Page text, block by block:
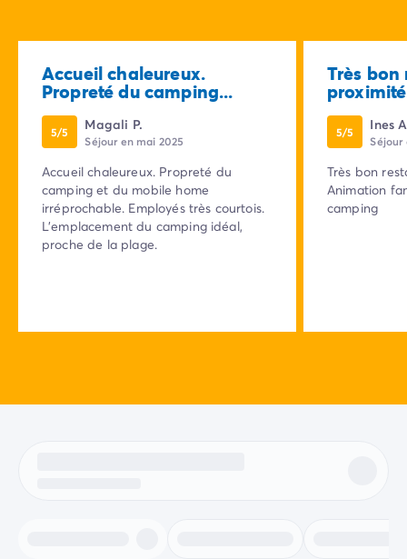
Accueil chaleureux.
Propreté du camping...
5/5 Magali P.
Séjour en mai 2025
Accueil chaleureux. Propreté du
camping et du mobile home
irréprochable. Employés très courtois.
L'emplacement du camping idéal,
proche de la plage.
Très
5/5 Ines
Séjour
Très bon
Animation
camping